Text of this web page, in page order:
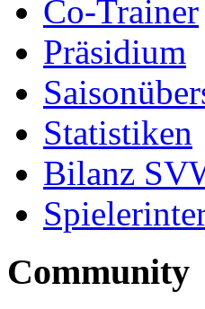
Co-Trainer
Präsidium
Statistiken
Bilanz
Community